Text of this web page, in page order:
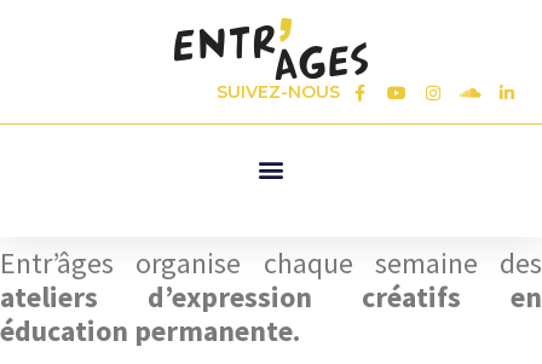
SUIVEZ-NOUS
Entr’âges organise chaque semaine des
ateliers d’expression créatifs en
éducation permanente.